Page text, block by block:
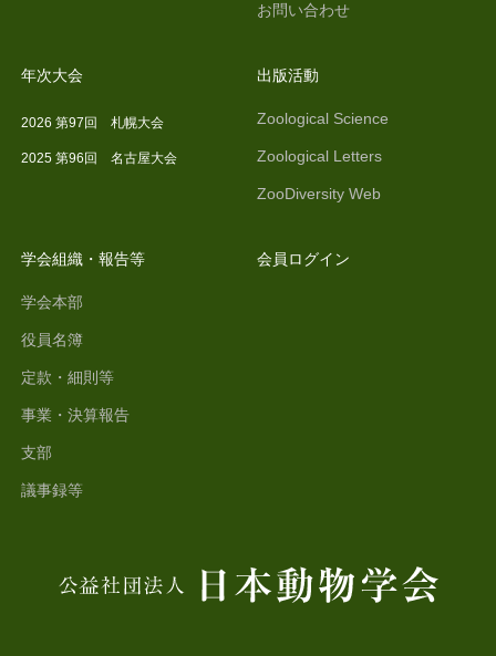
お問い合わせ
年次大会
2026 第97回 札幌大会
2025 第96回 名古屋大会
出版活動
Zoological Science
Zoological Letters
ZooDiversity Web
学会組織・報告等
学会本部
役員名簿
定款・細則等
事業・決算報告
支部
議事録等
会員ログイン